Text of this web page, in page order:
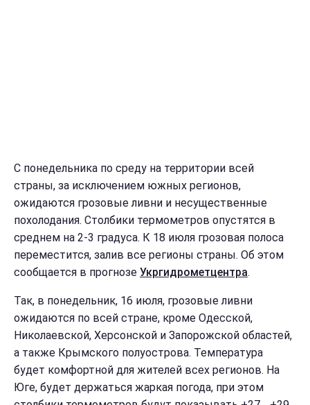
С понедельника по среду на территории всей
страны, за исключением южных регионов,
ожидаются грозовые ливни и несущественные
похолодания. Столбики термометров опустятся в
среднем на 2-3 градуса. К 18 июля грозовая полоса
переместится, залив все регионы страны. Об этом
сообщается в прогнозе Укргидрометцентра.
Так, в понедельник, 16 июля, грозовые ливни
ожидаются по всей стране, кроме Одесской,
Николаевской, Херсонской и Запорожской областей,
а также Крымского полуострова. Температура
будет комфортной для жителей всех регионов. На
Юге, будет держаться жаркая погода, при этом